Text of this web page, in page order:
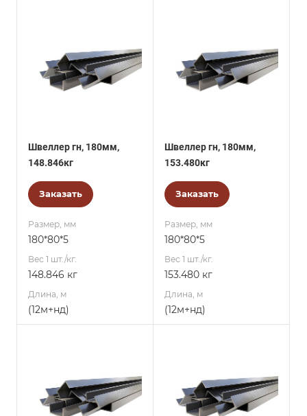
Швеллер гн, 180мм,
148.846кг
Заказать
Размер, мм
180*80*5
Вес 1 шт./кг.
148.846 кг
Длина, м
(12м+нд)
Швеллер гн, 180мм,
153.480кг
Заказать
Размер, мм
180*80*5
Вес 1 шт./кг.
153.480 кг
Длина, м
(12м+нд)